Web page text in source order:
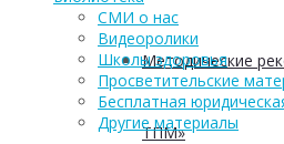
Методические
ТПМ»
СМИ о нас
Видеоролики
Школы здоровья
Просветительские
Бесплатная
Другие материалы